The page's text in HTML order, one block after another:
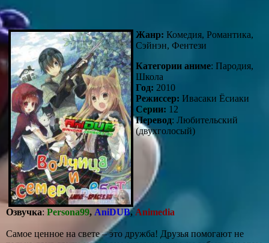
Жанр: Комедия, Романтика,
Сэйнэн, Фентези
Категории аниме: Пародия,
Школа
Год: 2010
Режиссер: Ивасаки Ёсиаки
Серии: 12
Перевод: Любительский
(двухголосый)
Озвучка: Persona99, AniDUB,Animedia
Самое ценное на свете – это дружба! Друзья помогают не